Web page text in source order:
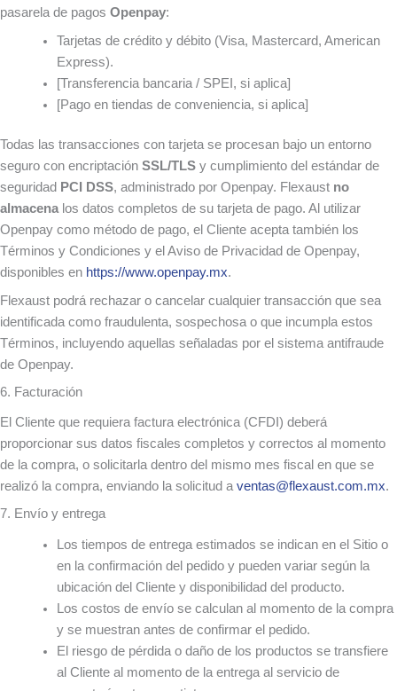
pasarela de pagos Openpay:
Tarjetas de crédito y débito (Visa, Mastercard, American
Express).
[Transferencia bancaria / SPEI, si aplica]
[Pago en tiendas de conveniencia, si aplica]
Todas las transacciones con tarjeta se procesan bajo un entorno
seguro con encriptación SSL/TLS y cumplimiento del estándar de
seguridad PCI DSS, administrado por Openpay. Flexaust no
almacenalos datos completos de su tarjeta de pago. Al utilizar
Openpay como método de pago, el Cliente acepta también los
Términos y Condiciones y el Aviso de Privacidad de Openpay,
disponibles en https://www.openpay.mx.
Flexaust podrá rechazar o cancelar cualquier transacción que sea
identificada como fraudulenta, sospechosa o que incumpla estos
Términos, incluyendo aquellas señaladas por el sistema antifraude
de Openpay.
6. Facturación
El Cliente que requiera factura electrónica (CFDI) deberá
proporcionar sus datos fiscales completos y correctos al momento
de la compra, o solicitarla dentro del mismo mes fiscal en que se
realizó la compra, enviando la solicitud a ventas@flexaust.com.mx.
7. Envío y entrega
Los tiempos de entrega estimados se indican en el Sitio o
en la confirmación del pedido y pueden variar según la
ubicación del Cliente y disponibilidad del producto.
Los costos de envío se calculan al momento de la compra
y se muestran antes de confirmar el pedido.
El riesgo de pérdida o daño de los productos se transfiere
al Cliente al momento de la entrega al servicio de